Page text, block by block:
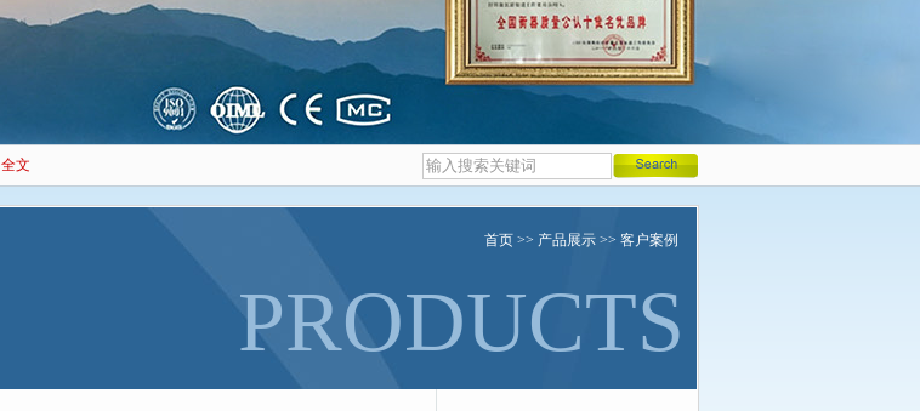
全文
首页 >> 产品展示 >> 客户案例
PRODUCTS